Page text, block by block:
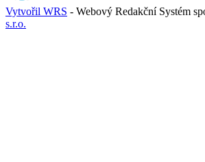
Vytvořil WRS - Webový Redakční Systém
s.r.o.